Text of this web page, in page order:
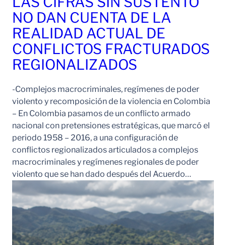
NO DAN CUENTA DE LA
REALIDAD ACTUAL DE
CONFLICTOS FRACTURADOS
REGIONALIZADOS
-Complejos macrocriminales, regímenes de poder
violento y recomposición de la violencia en Colombia
– En Colombia pasamos de un conflicto armado
nacional con pretensiones estratégicas, que marcó el
periodo 1958 – 2016, a una configuración de
conflictos regionalizados articulados a complejos
macrocriminales y regímenes regionales de poder
violento que se han dado después del Acuerdo…